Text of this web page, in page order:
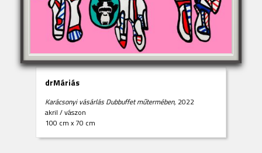
drMáriás
Karácsonyi vásárlás Dubbuffet műtermében, 2022
akril /vászon
100 cm x 70 cm